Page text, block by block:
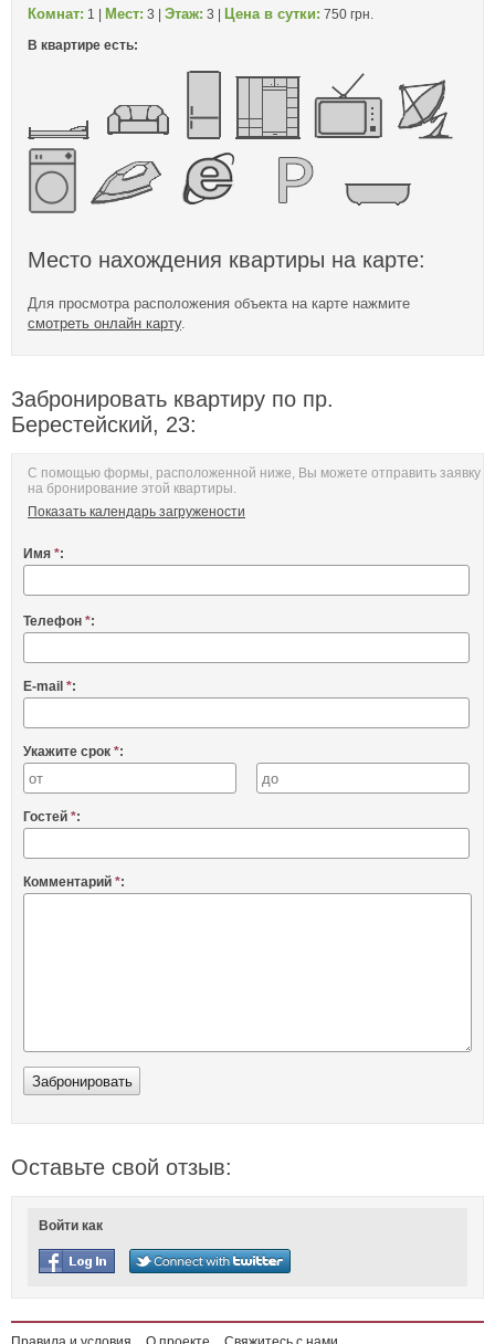
Комнат: 1 | Мест: 3 | Этаж: 3 | Цена в сутки: 750 грн.
В квартире есть:
Место нахождения квартиры на карте:
Для просмотра расположения объекта на карте нажмите
смотреть онлайн карту.
Забронировать квартиру по пр.
Берестейский, 23:
С помощью формы, расположенной ниже, Вы можете отправить заявку
на бронирование этой квартиры.
Показать календарь загружености
Имя *:
Телефон *:
E-mail *:
Укажите срок *:
Гостей *:
Комментарий *:
Оставьте свой отзыв:
Войти как